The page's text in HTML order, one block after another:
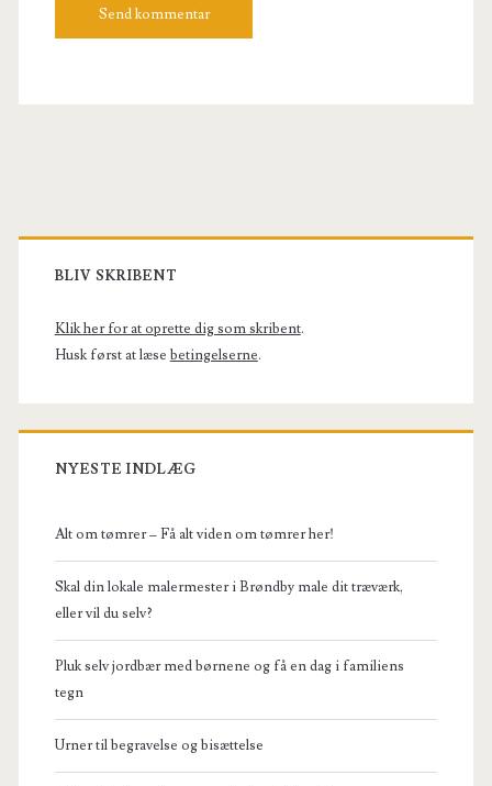
Primary
Sidebar
BLIV SKRIBENT
Klik her for at oprette dig som skribent.
Husk først at læse betingelserne.
NYESTE INDLÆG
Alt om tømrer – Få alt viden om tømrer her!
Skal din lokale malermester i Brøndby male dit træværk,
eller vil du selv?
Pluk selv jordbær med børnene og få en dag i familiens
tegn
Urner til begravelse og bisættelse